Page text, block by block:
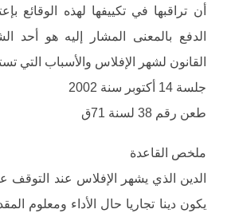
أن تراقبها في تكييفها لهذه الوقائع
الدفع بالمعنى المشار إليه هو أحد
القانون لشهر الإفلاس والأسباب التي
جلسة 14 أكتوبر سنة 2002
طعن رقم 38 لسنة 71ق
ملخص القاعدة
الدين الذي يشهر الإفلاس عند
يكون دينا تجاريا حال الأداء ومعلوم